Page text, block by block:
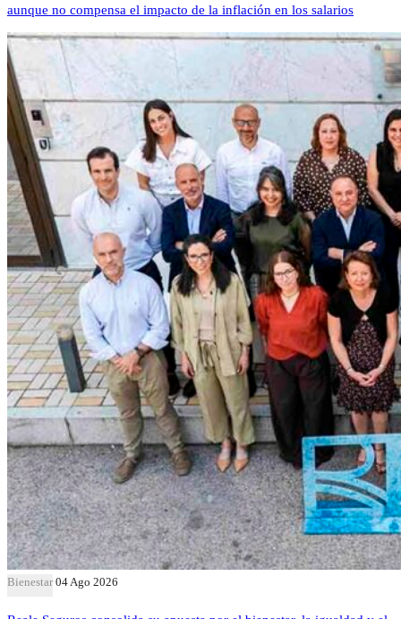
aunque no compensa el impacto de la inflación en los salarios
Bienestar 04 Ago 2026